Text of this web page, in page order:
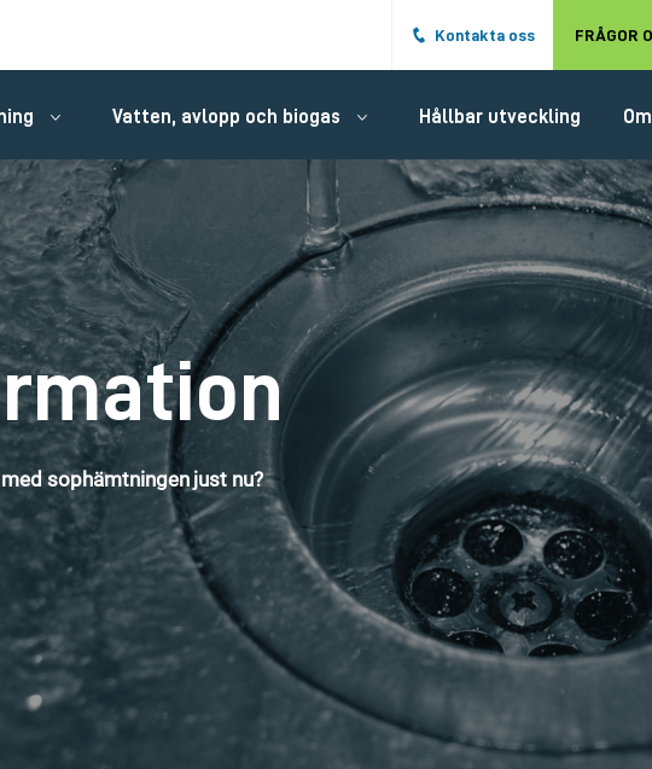
Hoppa till det huvudsakliga
Kontakta oss FRÅGOR
Vatten, avlopp och biogas Hållbar utveckling
sophämtningen just nu?